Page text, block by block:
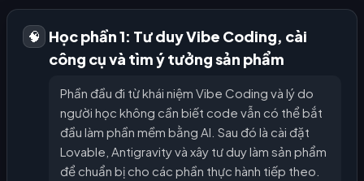
🧠
Học phần 1: Tư duy Vibe Coding, cài
công cụ và tìm ý tưởng sản phẩm
Phần đầu đi từ khái niệm Vibe Coding và lý do
người học không cần biết code vẫn có thể bắt
đầu làm phần mềm bằng AI. Sau đó là cài đặt
Lovable, Antigravity và xây tư duy làm sản phẩm
để chuẩn bị cho các phần thực hành tiếp theo.